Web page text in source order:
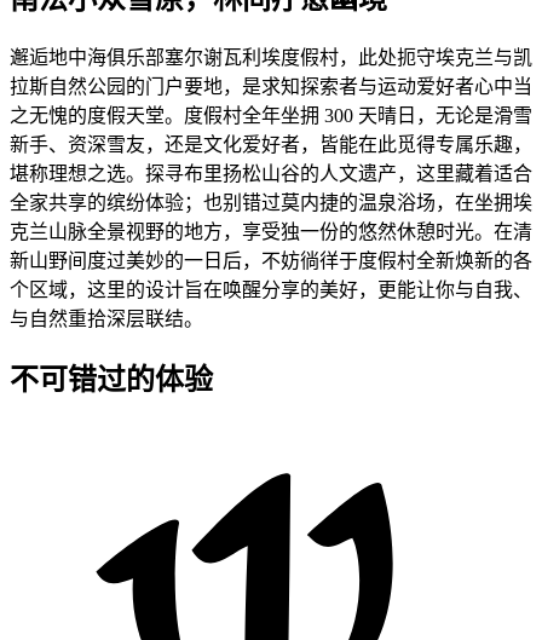
邂逅地中海俱乐部塞尔谢瓦利埃度假村，此处扼守埃克兰与凯
拉斯自然公园的门户要地，是求知探索者与运动爱好者心中当
之无愧的度假天堂。度假村全年坐拥 300 天晴日，无论是滑雪
新手、资深雪友，还是文化爱好者，皆能在此觅得专属乐趣，
堪称理想之选。探寻布里扬松山谷的人文遗产，这里藏着适合
全家共享的缤纷体验；也别错过莫内捷的温泉浴场，在坐拥埃
克兰山脉全景视野的地方，享受独一份的悠然休憩时光。在清
新山野间度过美妙的一日后，不妨徜徉于度假村全新焕新的各
个区域，这里的设计旨在唤醒分享的美好，更能让你与自我、
与自然重拾深层联结。
不可错过的体验